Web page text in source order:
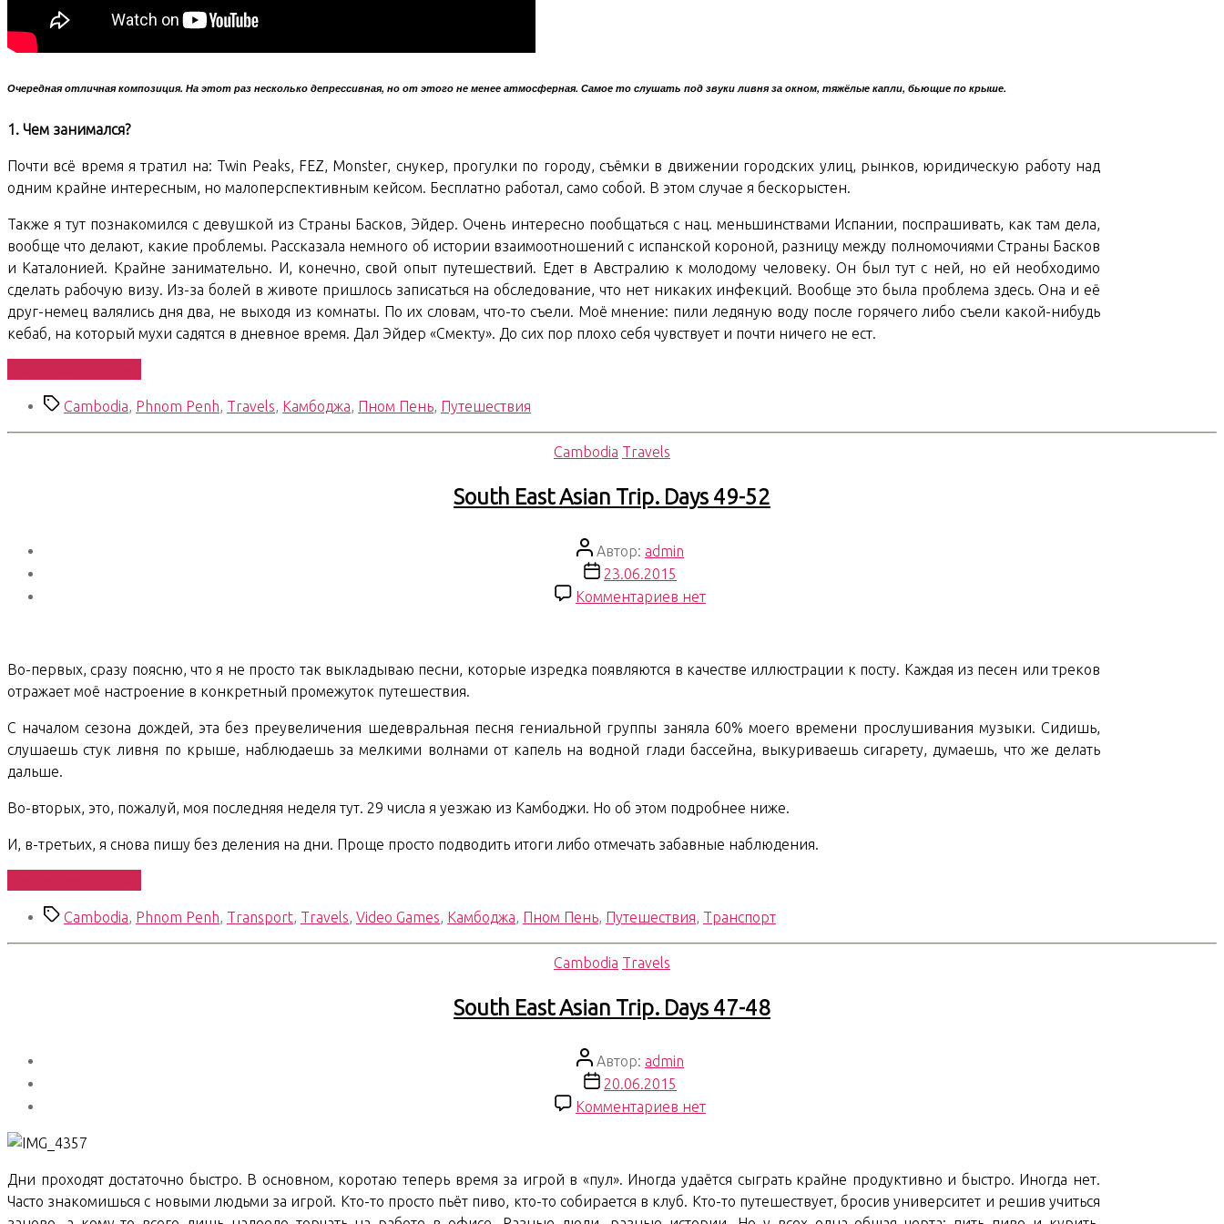
Очередная отличная композиция. На этот раз несколько депрессивная, но от этого не менее атмосферная. Самое то слушать под звуки ливня за окном, тяжёлые капли, бьющие по крыше.
1. Чем занимался?
Почти всё время я тратил на: Twin Peaks, FEZ, Monster, снукер, прогулки по городу, съёмки в движении городских улиц, рынков, юридическую работу над
одним крайне интересным, но малоперспективным кейсом. Бесплатно работал, само собой. В этом случае я бескорыстен.
Также я тут познакомился с девушкой из Страны Басков, Эйдер. Очень интересно пообщаться с нац. меньшинствами Испании, поспрашивать, как там дела,
вообще что делают, какие проблемы. Рассказала немного об истории взаимоотношений с испанской короной, разницу между полномочиями Страны Басков
и Каталонией. Крайне занимательно. И, конечно, свой опыт путешествий. Едет в Австралию к молодому человеку. Он был тут с ней, но ей необходимо
сделать рабочую визу. Из-за болей в животе пришлось записаться на обследование, что нет никаких инфекций. Вообще это была проблема здесь. Она и её
друг-немец валялись дня два, не выходя из комнаты. По их словам, что-то съели. Моё мнение: пили ледяную воду после горячего либо съели какой-нибудь
кебаб, на который мухи садятся в дневное время. Дал Эйдер «Смекту». До сих пор плохо себя чувствует и почти ничего не ест.
Asian
Trip.
МеткиCambodia, Phnom Penh, Travels, Камбоджа, Пном Пень, Путешествия
Рубрики
Cambodia Travels
South East Asian Trip. Days 49-52
Автор
записи
Автор: admin
Дата
записи
23.06.2015
Комментариев к
Days
49-
нет
Во-первых, сразу поясню, что я не просто так выкладываю песни, которые изредка появляются в качестве иллюстрации к посту. Каждая из песен или треков
отражает моё настроение в конкретный промежуток путешествия.
С началом сезона дождей, эта без преувеличения шедевральная песня гениальной группы заняла 60% моего времени прослушивания музыки. Сидишь,
слушаешь стук ливня по крыше, наблюдаешь за мелкими волнами от капель на водной глади бассейна, выкуриваешь сигарету, думаешь, что же делать
дальше.
Во-вторых, это, пожалуй, моя последняя неделя тут. 29 числа я уезжаю из Камбоджи. Но об этом подробнее ниже.
И, в-третьих, я снова пишу без деления на дни. Проще просто подводить итоги либо отмечать забавные наблюдения.
Asian
Trip.
МеткиCambodia, Phnom Penh, Transport, Travels, Video Games, Камбоджа, Пном Пень, Путешествия, Транспорт
Рубрики
Cambodia Travels
South East Asian Trip. Days 47-48
Автор
записи
Автор: admin
Дата
записи
20.06.2015
Комментариев к
Asian
нет
Дни проходят достаточно быстро. В основном, коротаю теперь время за игрой в «пул». Иногда удаётся сыграть крайне продуктивно и быстро. Иногда нет.
Часто знакомишься с новыми людьми за игрой. Кто-то просто пьёт пиво, кто-то собирается в клуб. Кто-то путешествует, бросив университет и решив учиться